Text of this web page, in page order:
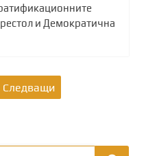
и Демократична
Следващи